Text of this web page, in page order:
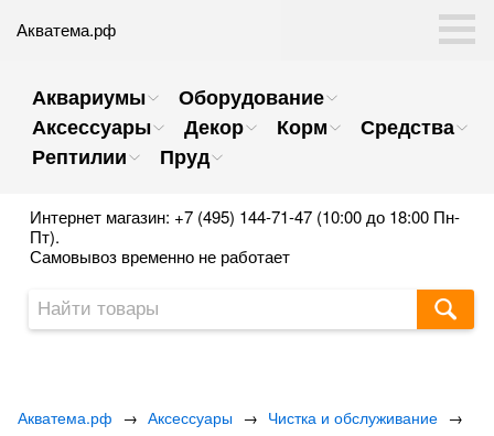
Акватема.рф
Аквариумы
Оборудование
Аксессуары
Декор Корм
Средства
Рептилии
Пруд
Интернет магазин: +7 (495) 144-71-47 (10:00 до 18:00 Пн-
Пт).
Самовывоз временно не работает
Акватема.рф → Аксессуары → Чистка и обслуживание →